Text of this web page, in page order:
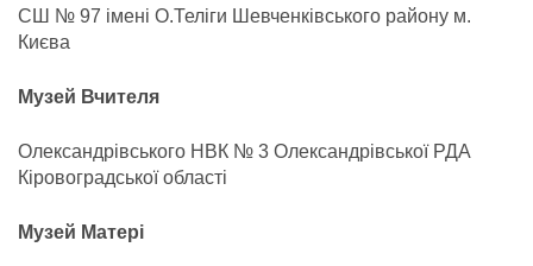
СШ № 97 імені О.Теліги Шевченківського району м.
Києва
Музей Вчителя
Олександрівського НВК № 3 Олександрівської РДА
Кіровоградської області
Музей Матері